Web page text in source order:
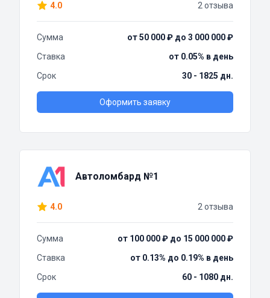
4.0 2 отзыва
Сумма
от 50 000 ₽ до 3 000 000 ₽
Ставка
от 0.05% в день
Срок
30 - 1825 дн.
Оформить заявку
Автоломбард №1
4.0 2 отзыва
Сумма
от 100 000 ₽ до 15 000 000 ₽
Ставка
от 0.13% до 0.19% в день
Срок
60 - 1080 дн.